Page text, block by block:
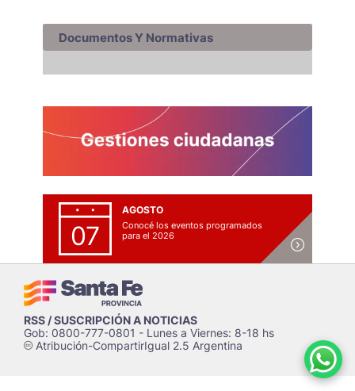
Documentos Y Normativas
07
AGOSTO
Conocé los eventos programados
para el 2026
RSS / SUSCRIPCIÓN A NOTICIAS
Gob: 0800-777-0801 - Lunes a Viernes: 8-18 hs
cAtribución-CompartirIgual 2.5 Argentina